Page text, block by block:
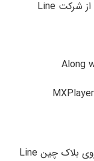
۳ ماهه اول: راه‌اندازی بازی CryptoDozer روی بلاک‌ چین Line